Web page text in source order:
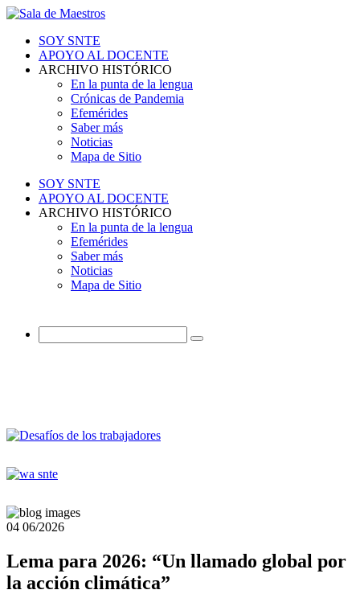
SOY SNTE
APOYO AL DOCENTE
ARCHIVO HISTÓRICO
En la punta de la lengua
Crónicas de Pandemia
Efemérides
Saber más
Noticias
Mapa de Sitio
SOY SNTE
APOYO AL DOCENTE
ARCHIVO HISTÓRICO
En la punta de la lengua
Efemérides
Saber más
Noticias
Mapa de Sitio
04 06/2026
Lema para 2026: “Un llamado global por
la acción climática”